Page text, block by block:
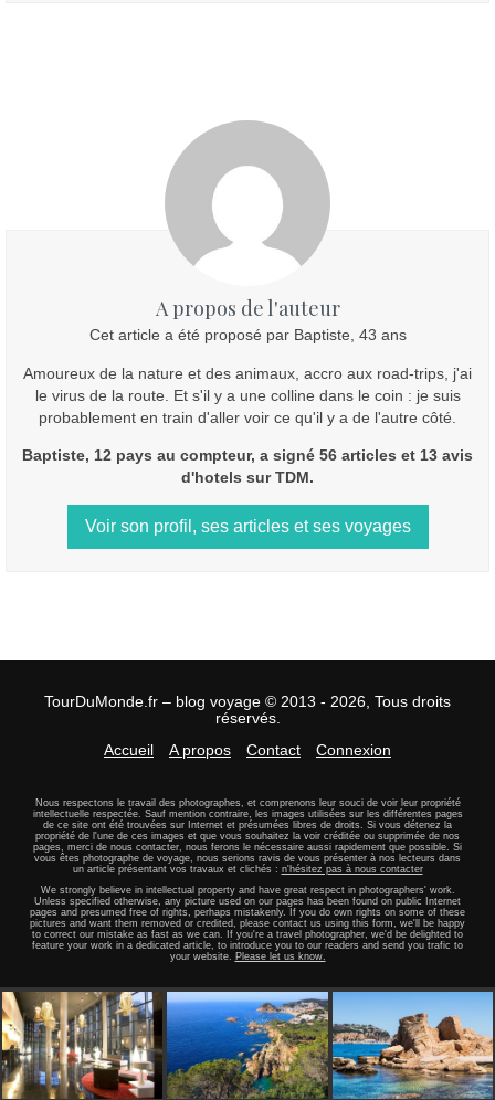
A propos de l'auteur
Cet article a été proposé par Baptiste, 43 ans
Amoureux de la nature et des animaux, accro aux road-trips, j'ai
le virus de la route. Et s'il y a une colline dans le coin : je suis
probablement en train d'aller voir ce qu'il y a de l'autre côté.
Baptiste, 12 pays au compteur, a signé 56 articles et 13 avis
d'hotels sur TDM.
Voir son profil, ses articles et ses voyages
TourDuMonde.fr – blog voyage © 2013 - 2026, Tous droits
réservés.
Accueil
A propos Contact Connexion
Nous respectons le travail des photographes, et comprenons leur souci de voir leur propriété
intellectuelle respectée. Sauf mention contraire, les images utilisées sur les différentes pages
de ce site ont été trouvées sur Internet et présumées libres de droits. Si vous détenez la
propriété de l'une de ces images et que vous souhaitez la voir créditée ou supprimée de nos
pages, merci de nous contacter, nous ferons le nécessaire aussi rapidement que possible. Si
vous êtes photographe de voyage, nous serions ravis de vous présenter à nos lecteurs dans
un article présentant vos travaux et clichés : n'hésitez pas à nous contacter
We strongly believe in intellectual property and have great respect in photographers' work.
Unless specified otherwise, any picture used on our pages has been found on public Internet
pages and presumed free of rights, perhaps mistakenly. If you do own rights on some of these
pictures and want them removed or credited, please contact us using this form, we'll be happy
to correct our mistake as fast as we can. If you're a travel photographer, we'd be delighted to
feature your work in a dedicated article, to introduce you to our readers and send you trafic to
your website. Please let us know.